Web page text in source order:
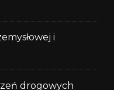
i
drogowych